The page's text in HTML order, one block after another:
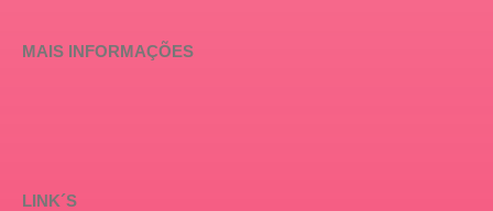
MAIS INFORMAÇÕES
LINK´S